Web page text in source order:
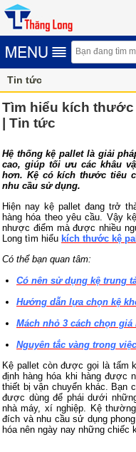
Tin tức
Tìm hiểu kích
| Tin tức
Hệ thống kệ pallet là giải
cao, giúp tối ưu các khâu
hơn. Kệ có kích thước tiêu
nhu cầu sử dụng.
Hiện nay kệ pallet đang trở
hàng hóa theo yêu cầu. Vậy
nhược điểm mà được nhiều
Long tìm hiểu kích thước kệ
Có thể bạn quan tâm:
Có nên sử dụng kệ trung
Hướng dẫn lựa chọn kệ
Mách nhỏ 3 cách chọn
Nguyên tắc vàng trong
Kệ pallet còn được gọi là tấm
định hàng hóa khi hàng được
thiết bị vận chuyển khác. Bạn
được dùng để phái dưới
nhà máy, xí nghiệp. Kệ
đích và nhu cầu sử dụng
hóa nên ngày nay những chiếc